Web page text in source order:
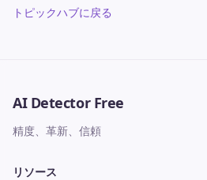
トピックハブに戻る
AI Detector Free
精度、革新、信頼
リソース